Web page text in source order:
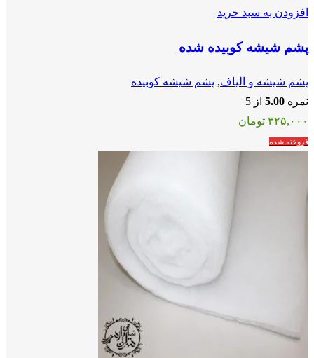
افزودن به سبد خرید
پشم شیشه کوبیده شده
پشم شیشه و الیاف, پشم شیشه کوبیده
نمره 5.00 از 5
۳۲۵,۰۰۰ تومان
فروخته شده